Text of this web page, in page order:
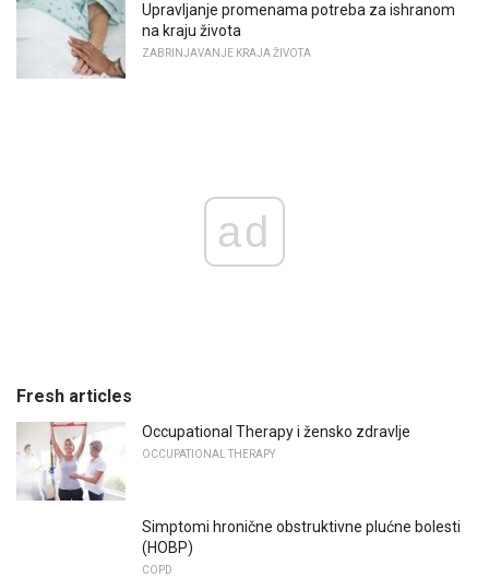
Upravljanje promenama potreba za ishranom
na kraju života
ZABRINJAVANJE KRAJA ŽIVOTA
ad
Fresh articles
Occupational Therapy i žensko zdravlje
OCCUPATIONAL THERAPY
Simptomi hronične obstruktivne plućne bolesti
(HOBP)
COPD